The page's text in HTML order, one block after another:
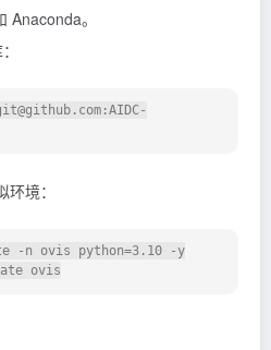
Anaconda。
境：
-n ovis python=3.10 -y